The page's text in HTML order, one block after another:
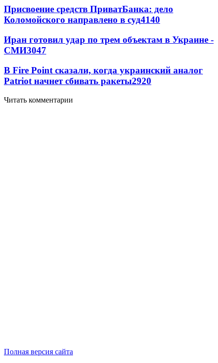
Присвоение средств ПриватБанка: дело
Коломойского направлено в суд4140
Иран готовил удар по трем объектам в Украине -
СМИ3047
В Fire Point сказали, когда украинский аналог
Patriot начнет сбивать ракеты2920
Читать комментарии
Полная версия сайта